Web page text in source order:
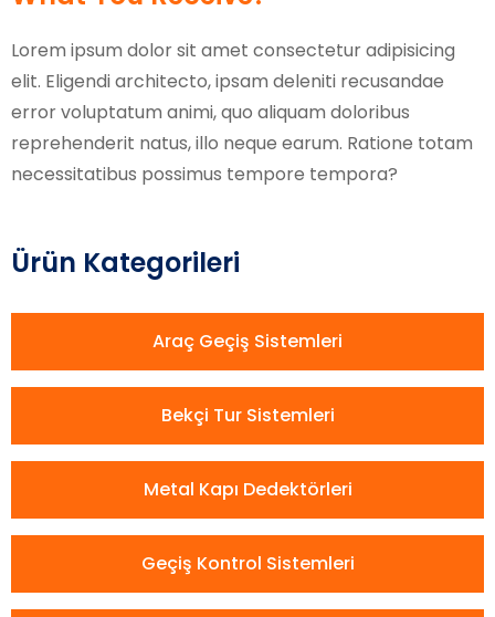
Ürün Kategorileri
Araç Geçiş Sistemleri
Bekçi Tur Sistemleri
Metal Kapı Dedektörleri
Geçiş Kontrol Sistemleri
Lorem ipsum dolor sit amet consectetur adipisicing
elit. Eligendi architecto, ipsam deleniti recusandae
error voluptatum animi, quo aliquam doloribus
reprehenderit natus, illo neque earum. Ratione totam
necessitatibus possimus tempore tempora?